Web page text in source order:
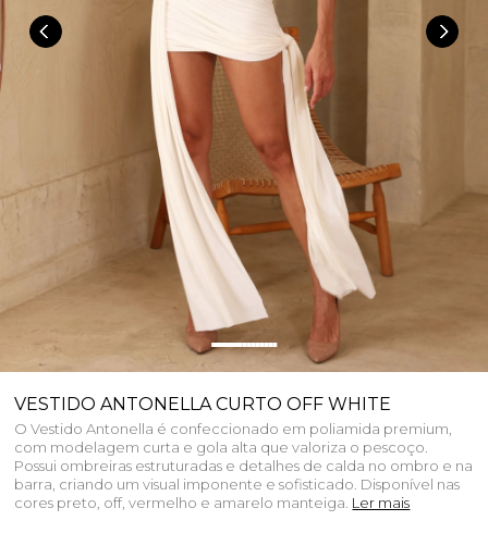
VESTIDO ANTONELLA CURTO OFF WHITE
O Vestido Antonella é confeccionado em poliamida premium,
com modelagem curta e gola alta que valoriza o pescoço.
Possui ombreiras estruturadas e detalhes de calda no ombro e na
barra, criando um visual imponente e sofisticado. Disponível nas
cores preto, off, vermelho e amarelo manteiga. Ler mais